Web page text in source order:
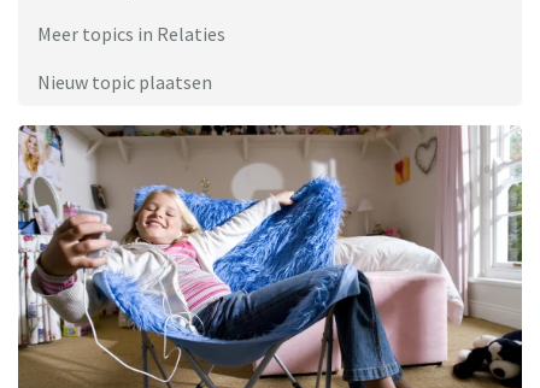
Meer topics in Relaties
Nieuw topic plaatsen